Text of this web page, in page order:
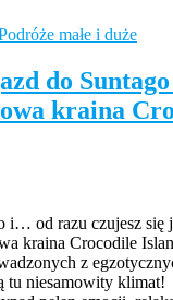
małe i duże
do
kraina
i… od razu czujesz się
kraina Crocodile
z
tu niesamowity